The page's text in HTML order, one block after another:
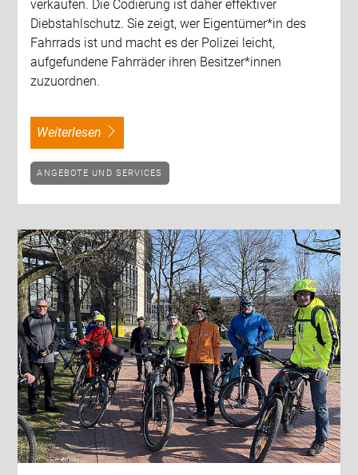
verkaufen. Die Codierung ist daher effektiver
Diebstahlschutz. Sie zeigt, wer Eigentümer*in des
Fahrrads ist und macht es der Polizei leicht,
aufgefundene Fahrräder ihren Besitzer*innen
zuzuordnen.
weiterlesen
ANGEBOTE UND SERVICES